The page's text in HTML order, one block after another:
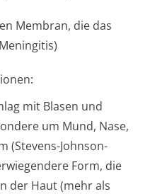
Membran, die das
mit Blasen und
um Mund, Nase,
(Stevens-Johnson-
Form, die
der Haut (mehr als